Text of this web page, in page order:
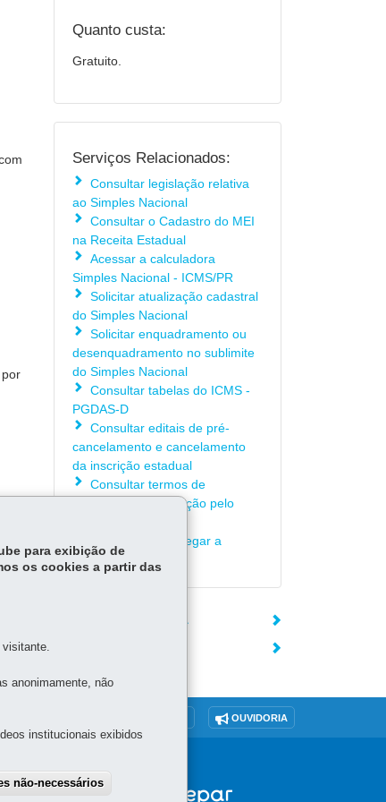
Quanto custa:
Gratuito.
Serviços Relacionados:
Consultar legislação relativa
ao Simples Nacional
Consultar o Cadastro do MEI
na Receita Estadual
Acessar a calculadora
Simples Nacional - ICMS/PR
Solicitar atualização cadastral
do Simples Nacional
Solicitar enquadramento ou
desenquadramento no sublimite
do Simples Nacional
Consultar tabelas do ICMS -
PGDAS-D
Consultar editais de pré-
cancelamento e cancelamento
da inscrição estadual
Consultar termos de
indeferimento da opção pelo
Saber como entregar a
DeSTDA - Sedif/SN
ÓRGÃO RESPONSÁVEL
OUVIDORIA
para exibição de
os cookies a partir das
anonimamente, não
institucionais exibidos
não-necessários